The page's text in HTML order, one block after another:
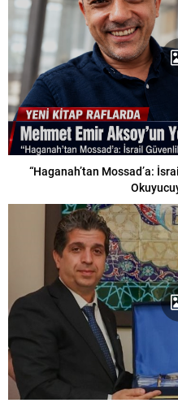
“Haganah’tan Mossad’a: